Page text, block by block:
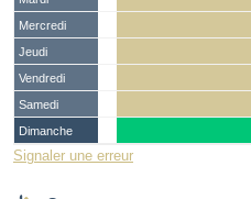
Mercredi
Jeudi
Vendredi
Samedi
Dimanche
Signaler une erreur